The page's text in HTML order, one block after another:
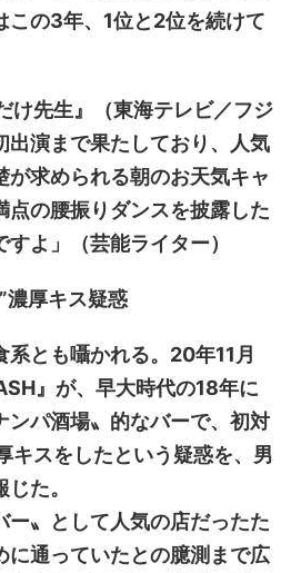
この3年、1位と2位を続けて
け先生』（東海テレビ／フジ
出演まで果たしており、人気
が求められる朝のお天気キャ
点の腰振りダンスを披露した
よ」（芸能ライター）
濃厚キス疑惑
系とも囁かれる。20年11月
』が、早大時代の18年に
ンパ酒場〟的なバーで、初対
キスをしたという疑惑を、男
た。
ー〟として人気の店だったた
に通っていたとの臆測まで広